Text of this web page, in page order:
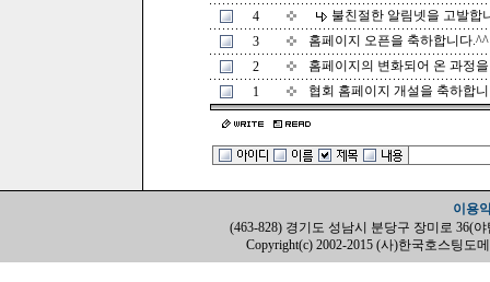
4
불친절한 알림넷을 고발합
3
홈페이지 오픈을 축하합니다.^^
2
홈페이지의 변화되어 온 과정
1
협회 홈페이지 개설을 축하합
이용
(463-828) 경기도 성남시 분당구 장미로 36(
Copyright(c) 2002-2015 (사)한국호스팅도